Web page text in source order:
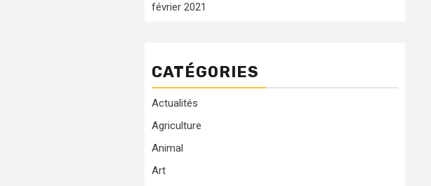
février 2021
CATÉGORIES
Actualités
Agriculture
Animal
Art